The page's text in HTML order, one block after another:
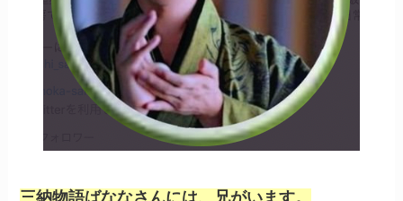
三納物語ばななさんには、兄がいます。